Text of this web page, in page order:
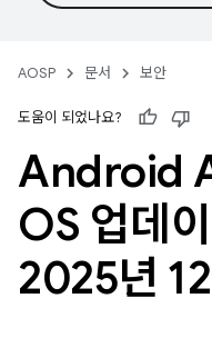
AOSP 문서 보안
도움이 되었나요?
Android
OS 업데
2025년